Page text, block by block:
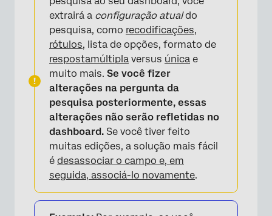
extrairá a configuração atualdo
pesquisa, como recodificações,
rótulos, lista de opções, formato de
respostamúltipla versus única e
muito mais. Se você fizer
alterações na pergunta da
pesquisa posteriormente, essas
alterações não serão refletidas no
dashboard. Se você tiver feito
muitas edições, a solução mais fácil
é desassociar o campo e, em
seguida, associá-lo novamente.